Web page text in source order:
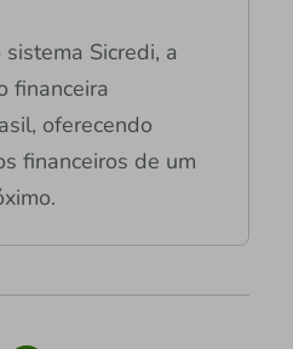
Sicredi, a
financeira
oferecendo
financeiros de um